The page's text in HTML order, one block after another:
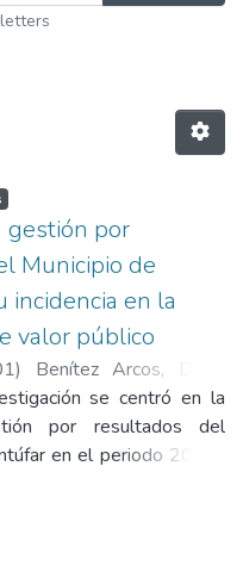
gestión por
Municipio de
incidencia en la
valor público
) Benítez Arcos, Diana
López, Nayeli Lorena
se centró en la
por resultados del
en el periodo 2020-
un bajo valor público para